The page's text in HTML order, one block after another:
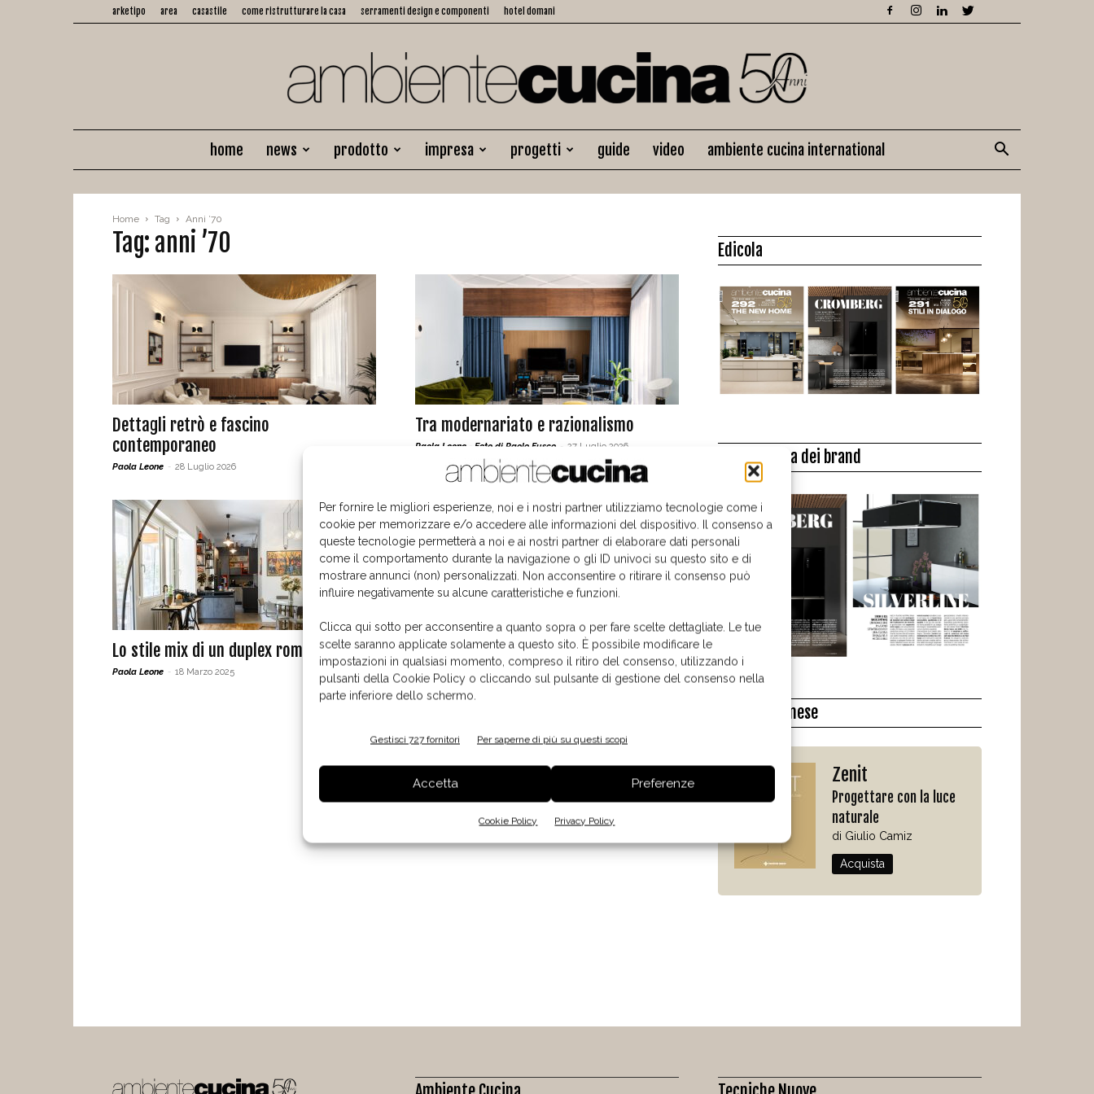
Per fornire le migliori esperienze, noi e i nostri partner utilizziamo tecnologie come i
cookie per memorizzare e/o accedere alle informazioni del dispositivo. Il consenso a
queste tecnologie permetterà a noi e ai nostri partner di elaborare dati personali
come il comportamento durante la navigazione o gli ID univoci su questo sito e di
mostrare annunci (non) personalizzati. Non acconsentire o ritirare il consenso può
influire negativamente su alcune caratteristiche e funzioni.
Clicca qui sotto per acconsentire a quanto sopra o per fare scelte dettagliate. Le tue
scelte saranno applicate solamente a questo sito. È possibile modificare le
impostazioni in qualsiasi momento, compreso il ritiro del consenso, utilizzando i
pulsanti della Cookie Policy o cliccando sul pulsante di gestione del consenso nella
parte inferiore dello schermo.
Gestisci 727 fornitori Per saperne di più su questi scopi
Accetta Preferenze
Cookie Policy Privacy Policy
arketipo area casastile come ristrutturare la casa serramenti design e componenti hotel domani
Ambiente
home news prodotto impresa progetti guide video ambiente cucina international
Home Tag Anni ’70
Tag: anni ’70
Dettagli retrò e fascino
contemporaneo
Paola Leone - 28 Luglio 2026
Tra modernariato e razionalismo
Paola Leone - Foto di Paolo Fusco 27 Luglio 2026
Lo stile mix di un duplex romano
Paola Leone - 18 Marzo 2025
I colori caraibici di una cucina-living
Paola Leone - Foto: Laura Cavelli 24 Luglio 2022
Edicola
La biblioteca dei brand
Il libro del mese
Zenit
Progettare con la luce
naturale
di Giulio Camiz
Acquista